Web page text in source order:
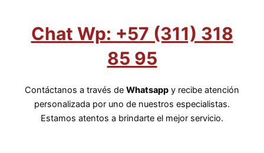
Chat Wp: +57 (311) 318
85 95
Contáctanos a través de Whatsapp y recibe atención
personalizada por uno de nuestros especialistas.
Estamos atentos a brindarte el mejor servicio.